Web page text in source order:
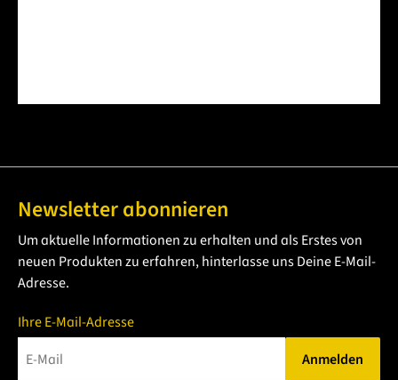
Newsletter abonnieren
Um aktuelle Informationen zu erhalten und als Erstes von
neuen Produkten zu erfahren, hinterlasse uns Deine E-Mail-
Adresse.
Ihre E-Mail-Adresse
Anmelden